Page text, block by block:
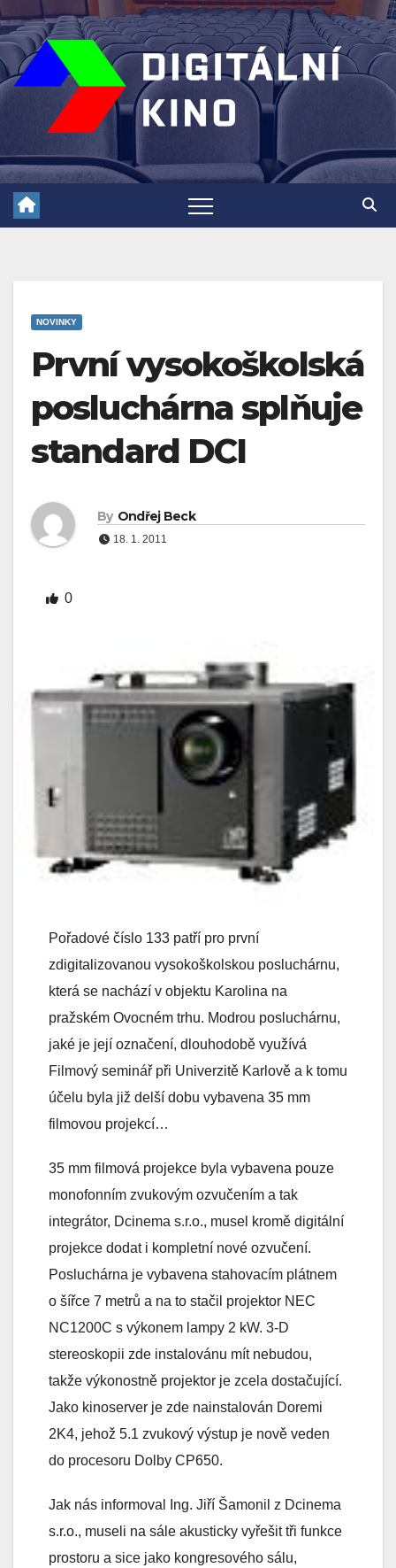
Skip
to
content
NOVINKY
První vysokoškolská
posluchárna splňuje
standard DCI
By Ondřej Beck
18. 1. 2011
0
Pořadové číslo 133 patří pro první
zdigitalizovanou vysokoškolskou posluchárnu,
která se nachází v objektu Karolina na
pražském Ovocném trhu. Modrou posluchárnu,
jaké je její označení, dlouhodobě využívá
Filmový seminář při Univerzitě Karlově a k tomu
účelu byla již delší dobu vybavena 35 mm
filmovou projekcí…
35 mm filmová projekce byla vybavena pouze
monofonním zvukovým ozvučením a tak
integrátor, Dcinema s.r.o., musel kromě digitální
projekce dodat i kompletní nové ozvučení.
Posluchárna je vybavena stahovacím plátnem
o šířce 7 metrů a na to stačil projektor NEC
NC1200C s výkonem lampy 2 kW. 3-D
stereoskopii zde instalovánu mít nebudou,
takže výkonostně projektor je zcela dostačující.
Jako kinoserver je zde nainstalován Doremi
2K4, jehož 5.1 zvukový výstup je nově veden
do procesoru Dolby CP650.
Jak nás informoval Ing. Jiří Šamonil z Dcinema
s.r.o., museli na sále akusticky vyřešit tři funkce
prostoru a sice jako kongresového sálu,